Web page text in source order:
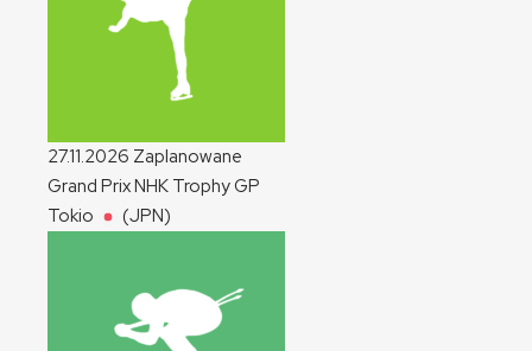
27.11.2026 Zaplanowane
Grand Prix NHK TrophyGP
Tokio
(JPN)